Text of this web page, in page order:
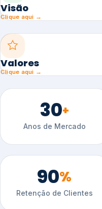
Visão
Clique aqui →
Valores
Clique aqui →
30+
Anos de Mercado
90%
Retenção de Clientes